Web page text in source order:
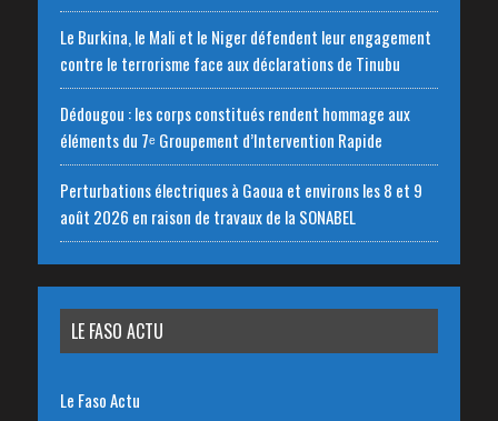
Le Burkina, le Mali et le Niger défendent leur engagement
contre le terrorisme face aux déclarations de Tinubu
Dédougou : les corps constitués rendent hommage aux
éléments du 7ᵉ Groupement d’Intervention Rapide
Perturbations électriques à Gaoua et environs les 8 et 9
août 2026 en raison de travaux de la SONABEL
LE FASO ACTU
Le Faso Actu